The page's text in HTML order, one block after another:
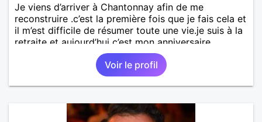
Je viens d’arriver à Chantonnay afin de me
reconstruire .c’est la première fois que je fais cela et
il m’est difficile de résumer toute une vie.je suis à la
retraite et aujourd’hui c’est mon anniversaire
!J’aimerais rencontrer quelqu’un qui partage les
mêmes valeurs qui font de quelqu’un un être humain
Voir le profil